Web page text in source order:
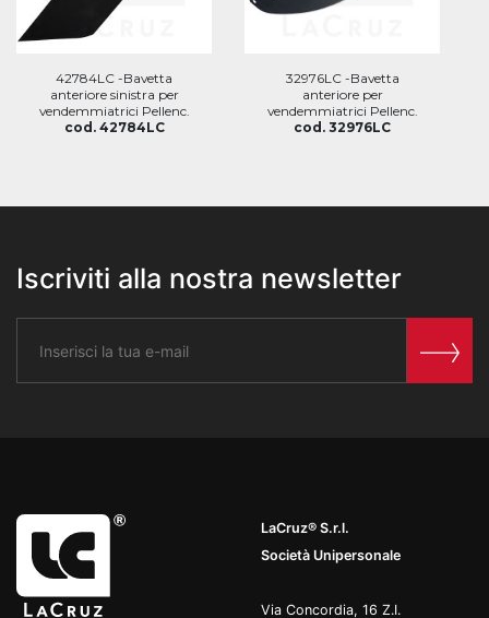
42784LC -Bavetta
anteriore sinistra per
vendemmiatrici Pellenc.
cod. 42784LC
32976LC -Bavetta
anteriore per
vendemmiatrici Pellenc.
cod. 32976LC
Iscriviti alla nostra newsletter
LaCruz® S.r.l.
Società Unipersonale
Via Concordia, 16 Z.I.